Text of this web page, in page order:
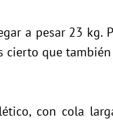
a pesar 23 kg.
que
con cola